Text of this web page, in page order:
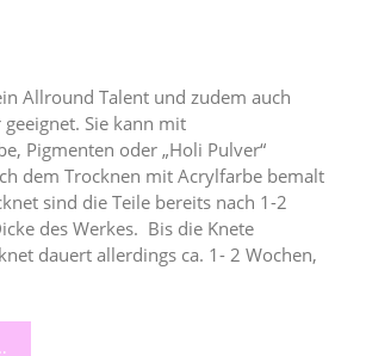
Allround Talent und zudem auch
Sie kann mit
Pigmenten oder „Holi Pulver“
dem Trocknen mit Acrylfarbe bemalt
sind die Teile bereits nach 1-2
des Werkes. Bis die Knete
dauert allerdings ca. 1- 2 Wochen,